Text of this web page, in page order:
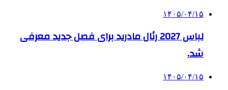
۱۴۰۵/۰۴/۱۵
لباس 2027 رئال مادرید برای فصل جدید معرفی
شد.
۱۴۰۵/۰۴/۱۵